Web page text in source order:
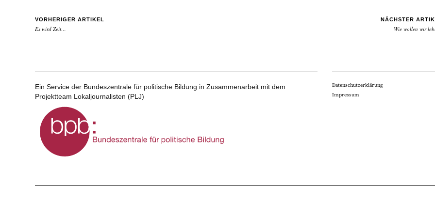
VORHERIGER ARTIKEL
Es wird Zeit…
NÄCHSTER
Wie wollen wir
Ein Service der Bundeszentrale für politische Bildung in Zusammenarbeit mit dem
Projektteam Lokaljournalisten (PLJ)
Datenschutzerklärung
Impressum